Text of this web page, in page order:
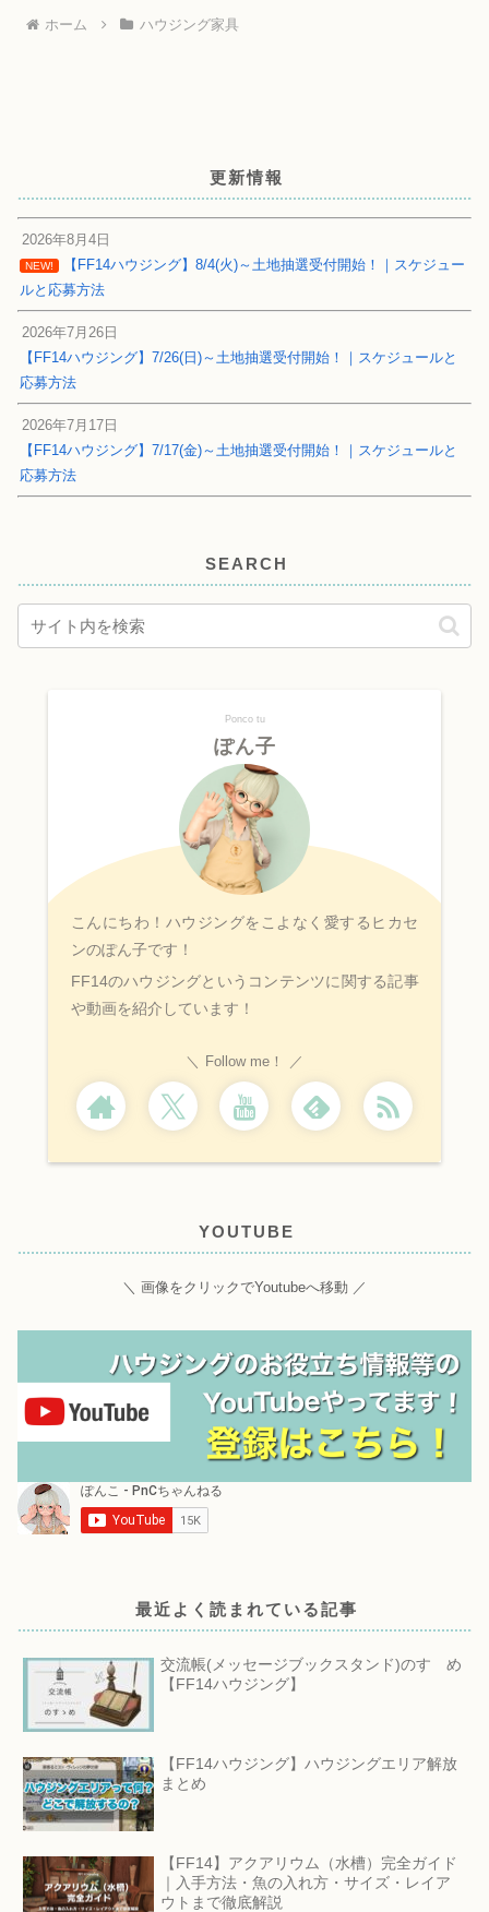
ホーム ハウジング家具
更新情報
2026年8月4日
NEW!
【FF14ハウジング】8/4(火)～土地抽選受付開始！｜スケジュー
ルと応募方法
2026年7月26日
【FF14ハウジング】7/26(日)～土地抽選受付開始！｜スケジュールと
応募方法
2026年7月17日
【FF14ハウジング】7/17(金)～土地抽選受付開始！｜スケジュールと
応募方法
SEARCH
Ponco tu
ぽん子
こんにちわ！ハウジングをこよなく愛するヒカセ
ンのぽん子です！
FF14のハウジングというコンテンツに関する記事
や動画を紹介しています！
Follow me！
YOUTUBE
＼ 画像をクリックでYoutubeへ移動 ／
最近よく読まれている記事
交流帳(メッセージブックスタンド)のすゝめ
【FF14ハウジング】
【FF14ハウジング】ハウジングエリア解放
まとめ
【FF14】アクアリウム（水槽）完全ガイド
｜入手方法・魚の入れ方・サイズ・レイア
ウトまで徹底解説